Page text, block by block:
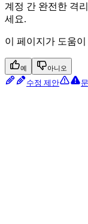
계정 간 완전한 격
세요.
이 페이지가 도움
예 아니오
수정 제안